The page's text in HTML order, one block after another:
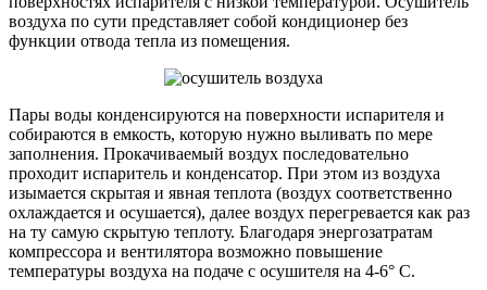
воздуха по сути представляет собой кондиционер без
функции отвода тепла из помещения.
Пары воды конденсируются на поверхности испарителя и
собираются в емкость, которую нужно выливать по мере
заполнения. Прокачиваемый воздух последовательно
проходит испаритель и конденсатор. При этом из воздуха
изымается скрытая и явная теплота (воздух соответственно
охлаждается и осушается), далее воздух перегревается как раз
на ту самую скрытую теплоту. Благодаря энергозатратам
компрессора и вентилятора возможно повышение
температуры воздуха на подаче с осушителя на 4-6° C.